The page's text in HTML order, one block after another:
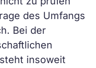
des Umfangs
Bei der
insoweit